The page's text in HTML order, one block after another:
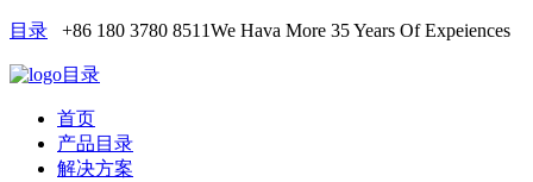
目录 +86 180 3780 8511We Hava More 35 Years Of Expeiences
目录
首页
产品目录
解决方案